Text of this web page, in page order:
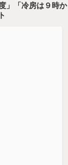
」「冷房は９時か